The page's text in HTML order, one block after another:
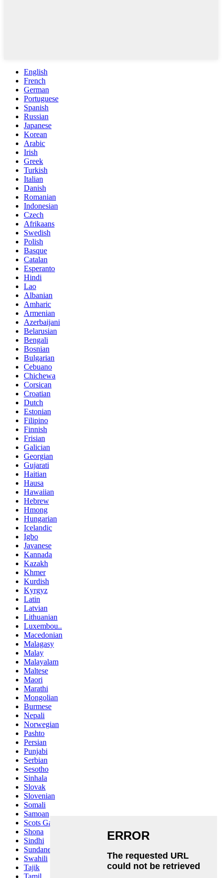
English
French
German
Portuguese
Spanish
Russian
Japanese
Korean
Arabic
Irish
Greek
Turkish
Italian
Danish
Romanian
Indonesian
Czech
Afrikaans
Swedish
Polish
Basque
Catalan
Esperanto
Hindi
Lao
Albanian
Amharic
Armenian
Azerbaijani
Belarusian
Bengali
Bosnian
Bulgarian
Cebuano
Chichewa
Corsican
Croatian
Dutch
Estonian
Filipino
Finnish
Frisian
Galician
Georgian
Gujarati
Haitian
Hausa
Hawaiian
Hebrew
Hmong
Hungarian
Icelandic
Igbo
Javanese
Kannada
Kazakh
Khmer
Kurdish
Kyrgyz
Latin
Latvian
Lithuanian
Luxembou..
Macedonian
Malagasy
Malay
Malayalam
Maltese
Maori
Marathi
Mongolian
Burmese
Nepali
Norwegian
Pashto
Persian
Punjabi
Serbian
Sesotho
Sinhala
Slovak
Slovenian
Somali
Samoan
Scots Gaelic
Shona
Sindhi
Sundanese
Swahili
Tajik